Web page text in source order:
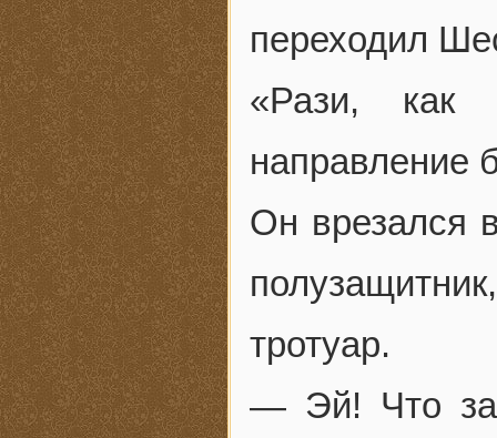
переходил
«Рази,
направление
Он врезался
тротуар.
— Эй! Что за